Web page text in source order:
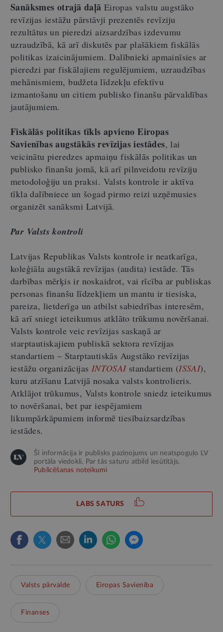
Sanāksmes otrajā daļā Eiropas valstu augstāko
revīzijas iestāžu pārstāvji prezentēs revīziju
rezultātus un pieredzi aizsardzības izdevumu
uzraudzībā, kā arī diskutēs par plašākiem fiskālās
politikas izaicinājumiem. Dalībnieki apmainīsies ar
pieredzi par fiskālajiem regulējumiem, uzraudzības
mehānismiem, budžeta līdzekļu efektīvu
izmantošanu un citiem publisko finanšu pārvaldības
jautājumiem.
Fiskālās politikas tīkls apvieno Eiropas
Savienības augstākās revīzijas iestādes, lai
veicinātu pieredzes apmaiņu fiskālās politikas un
publisko finanšu jomā, kā arī pilnveidotu revīziju
metodoloģiju un praksi. Valsts kontrole ir aktīva
tīkla dalībniece un šogad pirmo reizi uzņēmusies
organizēt sanāksmi Latvijā.
Par Valsts kontroli
Latvijas Republikas Valsts kontrole ir neatkarīga,
koleģiāla augstākā revīzijas (audita) iestāde. Tās
darbības mērķis ir noskaidrot, vai rīcība ar publiskas
personas finanšu līdzekļiem un mantu ir tiesiska,
pareiza, lietderīga un atbilst sabiedrības interesēm,
kā arī sniegt ieteikumus atklāto trūkumu novēršanai.
Valsts kontrole veic revīzijas saskaņā ar
starptautiskajiem publiskā sektora revīzijas
standartiem – Starptautiskās Augstāko revīzijas
iestāžu organizācijas INTOSAIstandartiem (ISSAI),
kuru atzīšanu Latvijā nosaka valsts kontrolieris.
Atklājot trūkumus, Valsts kontrole sniedz ieteikumus
to novēršanai, bet par iespējamiem
likumpārkāpumiem informē tiesībaizsardzības
iestādes.
Šī informācija ir publisks paziņojums un neatspoguļo LV
portāla viedokli. Par tās saturu atbild iesūtītājs.
Publicēšanas noteikumi
LABS SATURS
Valsts pārvalde Eiropas Savienība
Finanses